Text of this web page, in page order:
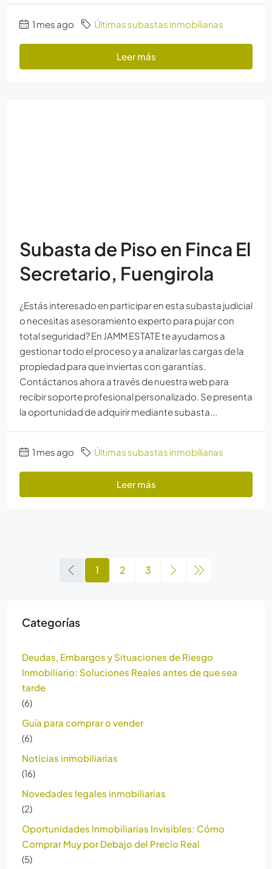
1 mes ago Últimas subastas inmobiliarias
Leer más
Subasta de Piso en Finca El
Secretario, Fuengirola
¿Estás interesado en participar en esta subasta judicial
o necesitas asesoramiento experto para pujar con
total seguridad? En JAMM ESTATE te ayudamos a
gestionar todo el proceso y a analizar las cargas de la
propiedad para que inviertas con garantías.
Contáctanos ahora a través de nuestra web para
recibir soporte profesional personalizado. Se presenta
la oportunidad de adquirir mediante subasta...
1 mes ago Últimas subastas inmobiliarias
Leer más
1 2 3
Categorías
Deudas, Embargos y Situaciones de Riesgo
Inmobiliario: Soluciones Reales antes de que sea
tarde
(6)
Guía para comprar o vender
(6)
Noticias inmobiliarias
(16)
Novedades legales inmobiliarias
(2)
Oportunidades Inmobiliarias Invisibles: Cómo
Comprar Muy por Debajo del Precio Real
(5)